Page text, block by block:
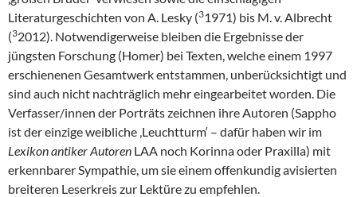
Literaturgeschichten von A. Lesky (31971) bis M. v. Albrecht
(32012). Notwendigerweise bleiben die Ergebnisse der
jüngsten Forschung (Homer) bei Texten, welche einem 1997
erschienenen Gesamtwerk entstammen, unberücksichtigt und
sind auch nicht nachträglich mehr eingearbeitet worden. Die
Verfasser/innen der Porträts zeichnen ihre Autoren (Sappho
ist der einzige weibliche ‚Leuchtturm‘ – dafür haben wir im
Lexikon antiker Autoren LAA noch Korinna oder Praxilla) mit
erkennbarer Sympathie, um sie einem offenkundig avisierten
breiteren Leserkreis zur Lektüre zu empfehlen.